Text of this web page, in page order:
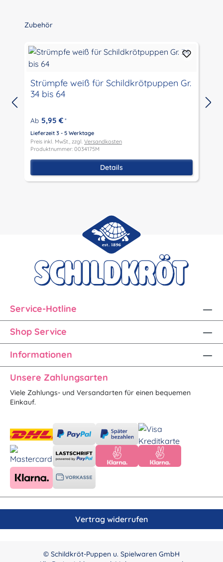
Produktgalerie überspringen
Zubehör
Strümpfe weiß für Schildkrötpuppen Gr.
34 bis 64
Ab 5,95 € *
Lieferzeit 3 - 5 Werktage
Preis inkl. MwSt., zzgl. Versandkosten
Produktnummer: 0034175M
Details
Service-Hotline
Shop Service
Informationen
Unsere Zahlungsarten
Viele Zahlungs- und Versandarten für einen bequemen
Einkauf.
Vertrag widerrufen
© Schildkröt-Puppen u. Spielwaren GmbH